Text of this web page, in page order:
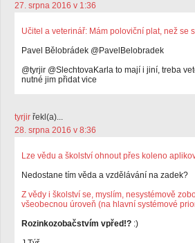
27. srpna 2016 v 1:36
Učitel a veterinář: Mám poloviční plat, než se
Pavel Bělobrádek‏ @PavelBelobradek
@tyrjir @SlechtovaKarla to mají i jiní, treba
nutné jim přidat vice
tyrjir řekl(a)...
28. srpna 2016 v 8:36
Lze vědu a školství ohnout přes koleno
Nedostane tím věda a vzdělávání na zadek?
Z vědy i školství se, myslím, nesystémově
všeobecnou úroveň (na hlavní systémové
Rozinkozobačstvím vpřed!? :)